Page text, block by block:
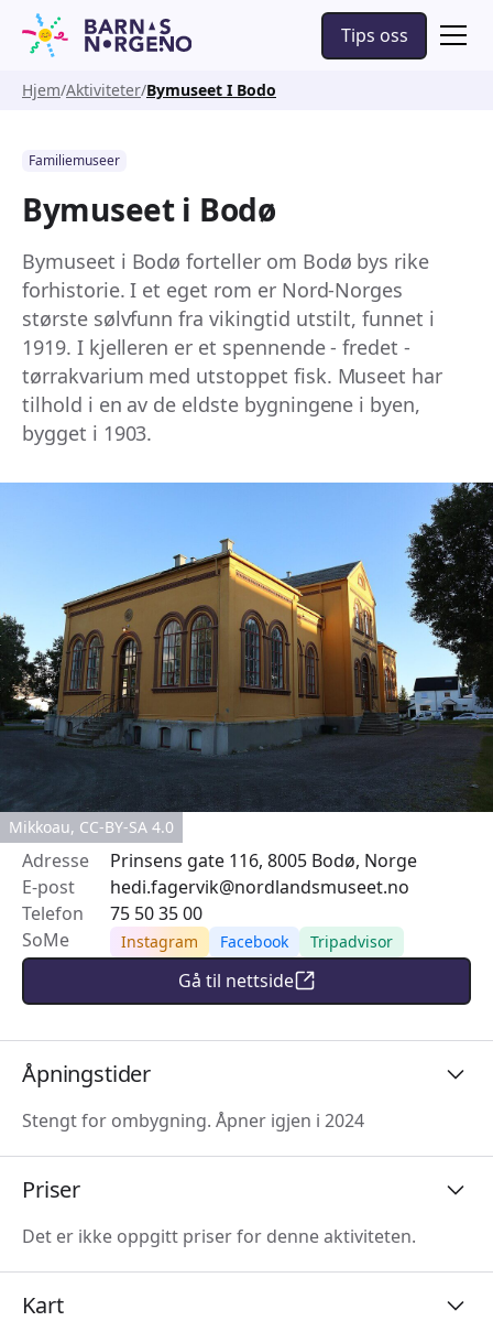
Tips oss
Hjem Aktiviteter Bymuseet I Bodo
Familiemuseer
Bymuseet i Bodø
Bymuseet i Bodø forteller om Bodø bys rike
forhistorie. I et eget rom er Nord-Norges
største sølvfunn fra vikingtid utstilt, funnet i
1919. I kjelleren er et spennende - fredet -
tørrakvarium med utstoppet fisk. Museet har
tilhold i en av de eldste bygningene i byen,
bygget i 1903.
Mikkoau, CC-BY-SA 4.0
Adresse
Prinsens gate 116, 8005 Bodø, Norge
E-post
hedi.fagervik@nordlandsmuseet.no
Telefon
75 50 35 00
SoMe
Instagram Facebook Tripadvisor
Gå til nettside
Åpningstider
Stengt for ombygning. Åpner igjen i 2024
Priser
Det er ikke oppgitt priser for denne aktiviteten.
Kart